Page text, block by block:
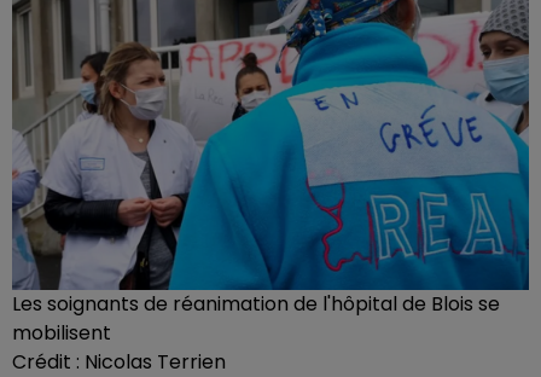
Les soignants de réanimation de l'hôpital de Blois se
mobilisent
Crédit : Nicolas Terrien